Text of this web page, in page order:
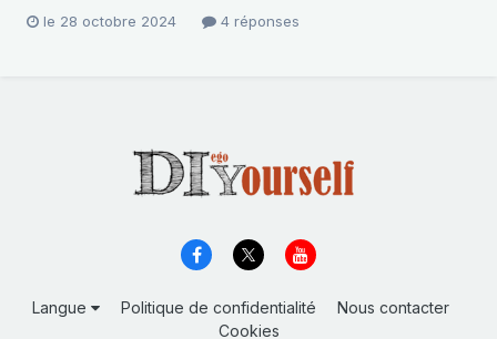
le 28 octobre 2024 4 réponses
Langue Politique de confidentialité
Nous contacter
Cookies